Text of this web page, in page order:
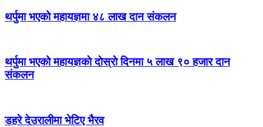
थर्पुमा भएको महायज्ञमा ४८ लाख दान संकलन
थर्पुमा भएको महायज्ञकाे दाेस्राे दिनमा ५ लाख ९० हजार दान
संकलन
डहरे देउरालीमा भेटिए भैरव